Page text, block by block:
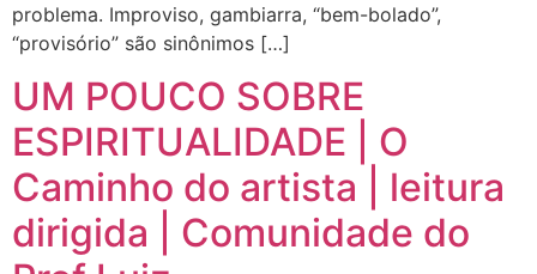
problema. Improviso, gambiarra, “bem-bolado”,
“provisório” são sinônimos […]
UM POUCO SOBRE
ESPIRITUALIDADE | O
Caminho do artista | leitura
dirigida | Comunidade do